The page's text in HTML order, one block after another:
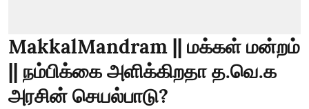
MakkalMandram || மக்கள் மன்றம்
|| நம்பிக்கை அளிக்கிறதா த.வெ.க
அரசின் செயல்பாடு?